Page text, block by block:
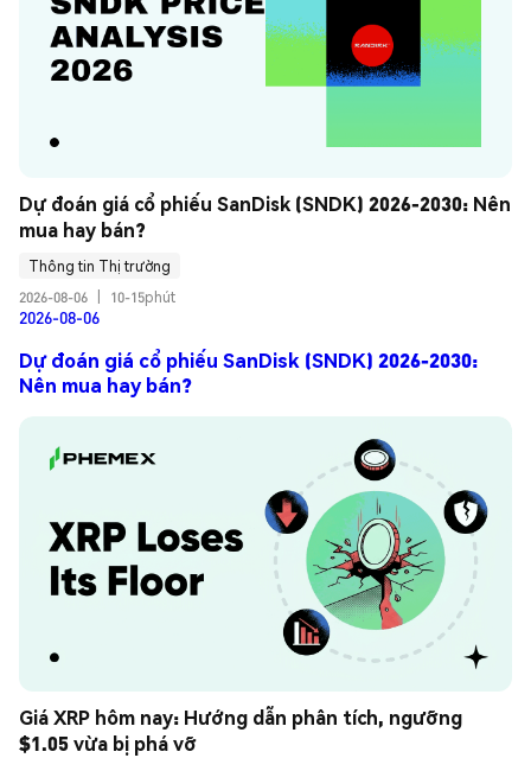
Dự đoán giá cổ phiếu SanDisk (SNDK) 2026-2030: Nên
mua hay bán?
Thông tin Thị trường
2026-08-06
10-15phút
2026-08-06
Dự đoán giá cổ phiếu SanDisk (SNDK) 2026-2030:
Nên mua hay bán?
Giá XRP hôm nay: Hướng dẫn phân tích, ngưỡng
$1.05 vừa bị phá vỡ